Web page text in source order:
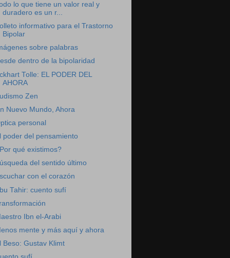
lo que tiene un valor real y
duradero es un r...
informativo para el Trastorno
Bipolar
sobre palabras
dentro de la bipolaridad
Tolle: EL PODER DEL
AHORA
Zen
Nuevo Mundo, Ahora
personal
poder del pensamiento
qué existimos?
del sentido último
con el corazón
Tahir: cuento sufí
Ibn el-Arabi
mente y más aquí y ahora
Beso: Gustav Klimt